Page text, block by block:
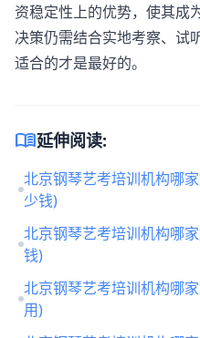
资稳定性上的优势，使其成
决策仍需结合实地考察、试
适合的才是最好的。
menu_book延伸阅读:
北京钢琴艺考培训机构哪
少钱)
北京钢琴艺考培训机构哪
钱)
北京钢琴艺考培训机构哪
用)